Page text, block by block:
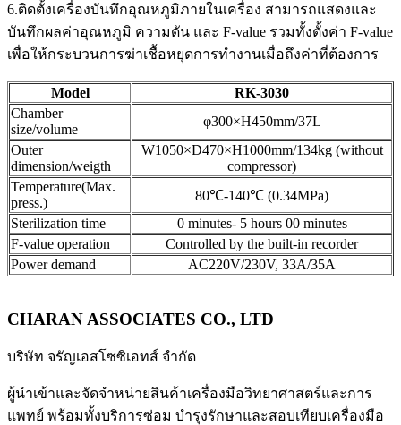
6.ติดตั้งเครื่องบันทึกอุณหภูมิภายในเครื่อง สามารถแสดงและ
บันทึกผลค่าอุณหภูมิ ความดัน และ F-value รวมทั้งตั้งค่า F-value
เพื่อให้กระบวนการฆ่าเชื้อหยุดการทำงานเมื่อถึงค่าที่ต้องการ
Model
RK-3030
Chamber
size/volume
φ300×H450mm/37L
Outer
dimension/weigth
W1050×D470×H1000mm/134kg (without
compressor)
Temperature(Max.
press.)
80℃-140℃ (0.34MPa)
Sterilization time
0 minutes- 5 hours 00 minutes
F-value operation
Controlled by the built-in recorder
Power demand
AC220V/230V, 33A/35A
CHARAN ASSOCIATES CO., LTD
บริษัท จรัญเอสโซซิเอทส์ จำกัด
ผู้นำเข้าและจัดจำหน่ายสินค้าเครื่องมือวิทยาศาสตร์และการ
แพทย์ พร้อมทั้งบริการซ่อม บำรุงรักษาและสอบเทียบเครื่องมือ